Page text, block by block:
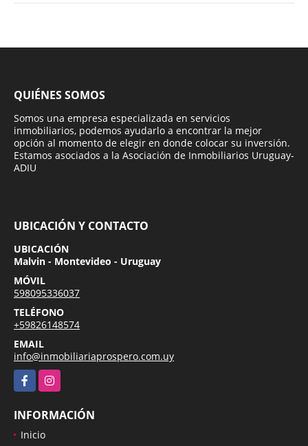
QUIÉNES SOMOS
Somos una empresa especializada en servicios
inmobiliarios, podemos ayudarlo a encontrar la mejor
opción al momento de elegir en donde colocar su inversión.
Estamos asociados a la Asociación de Inmobiliarios Uruguay-
ADIU
UBICACIÓN Y CONTACTO
UBICACIÓN
Malvin - Montevideo - Uruguay
MÓVIL
598095336037
TELÉFONO
+59826148574
EMAIL
info@inmobiliariaprospero.com.uy
FacebookInstagram
INFORMACIÓN
Inicio